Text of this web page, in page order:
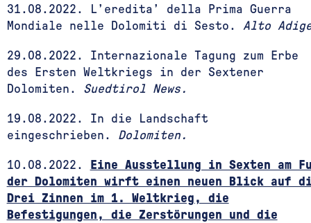
31.08.2022. L’eredita’ della Prima Guerra
Mondiale nelle Dolomiti di Sesto.
Alto
29.08.2022.
Internazionale Tagung zum Erbe
des Ersten Weltkriegs in der Sextener
Dolomiten.
Suedtirol News.
19.08.2022. In die Landschaft
eingeschrieben.
Dolomiten.
10.08.2022.
Eine Ausstellung in Sexten am
der Dolomiten wirft einen neuen Blick auf
Drei Zinnen im 1. Weltkrieg, die
Befestigungen, die Zerstörungen und die